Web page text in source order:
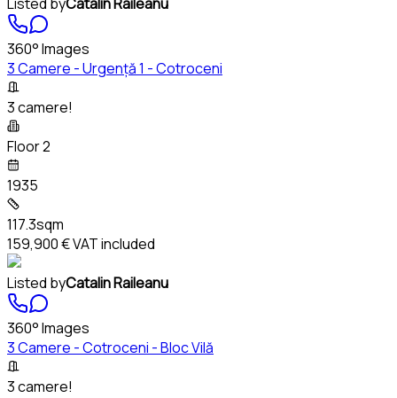
360° Images
3 Camere - Urgență 1 - Cotroceni
3 camere!
Floor 2
1935
117.3sqm
159,900 €VAT included
Listed byCatalin Raileanu
360° Images
3 Camere - Cotroceni - Bloc Vilă
3 camere!